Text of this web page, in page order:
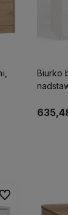
Biurko
Do ulubionych